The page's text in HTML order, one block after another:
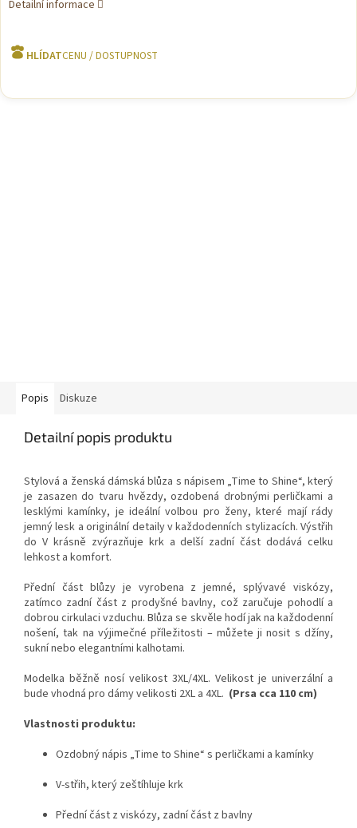
Detailní informace
HLÍDAT
Popis Diskuze
Detailní popis produktu
Stylová a ženská dámská blůza s nápisem „Time to Shine“, který
je zasazen do tvaru hvězdy, ozdobená drobnými perličkami a
lesklými kamínky, je ideální volbou pro ženy, které mají rády
jemný lesk a originální detaily v každodenních stylizacích. Výstřih
do V krásně zvýrazňuje krk a delší zadní část dodává celku
lehkost a komfort.
Přední část blůzy je vyrobena z jemné, splývavé viskózy,
zatímco zadní část z prodyšné bavlny, což zaručuje pohodlí a
dobrou cirkulaci vzduchu. Blůza se skvěle hodí jak na každodenní
nošení, tak na výjimečné příležitosti – můžete ji nosit s džíny,
sukní nebo elegantními kalhotami.
Modelka běžně nosí velikost 3XL/4XL. Velikost je univerzální a
bude vhodná pro dámy velikosti 2XL a 4XL. (Prsa cca 110 cm)
Vlastnosti produktu:
Ozdobný nápis „Time to Shine“ s perličkami a kamínky
V-střih, který zeštíhluje krk
Přední část z viskózy, zadní část z bavlny